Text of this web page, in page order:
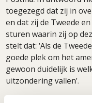
toegezegd dat zij in
en dat zij de Tweede
sturen waarin zij op
stelt dat: ‘Als de
goede plek om het
gewoon duidelijk is
uitzondering vallen’.